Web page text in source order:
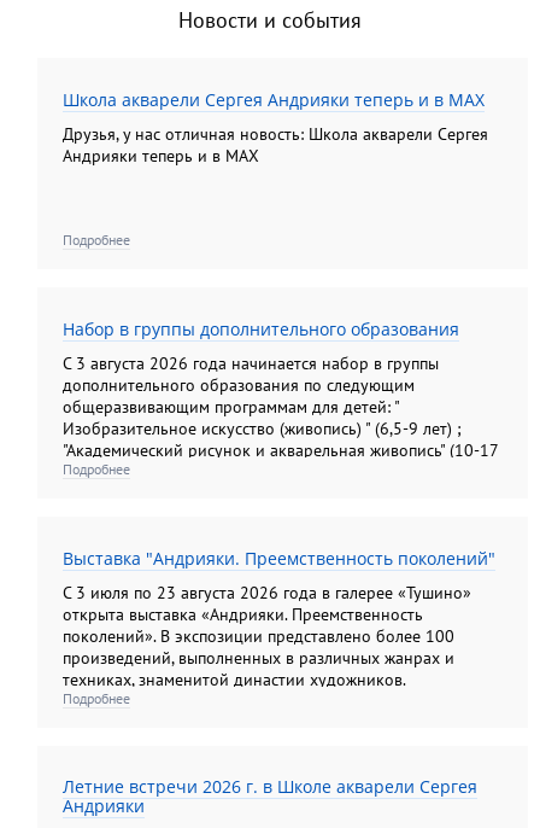
Новости и события
Школа акварели Сергея Андрияки теперь и в MAX
Друзья, у нас отличная новость: Школа акварели Сергея
Андрияки теперь и в MAX
Подробнее
Набор в группы дополнительного образования
С 3 августа 2026 года начинается набор в группы
дополнительного образования по следующим
общеразвивающим программам для детей: "
Изобразительное искусство (живопись) " (6,5-9 лет) ;
"Академический рисунок и акварельная живопись" (10-17
лет); "Изобразительное искусство (рисунок, живопись,
живопись"; " Колористический натюрморт";
изображения на бумаге"; "Композиционный портрет"
Подробнее
Выставка "Андрияки. Преемственность поколений"
С 3 июля по 23 августа 2026 года в галерее «Тушино»
открыта выставка «Андрияки. Преемственность
поколений». В экспозиции представлено более 100
произведений, выполненных в различных жанрах и
техниках, знаменитой династии художников.
Подробнее
Летние встречи 2026 г. в Школе акварели Сергея
Андрияки